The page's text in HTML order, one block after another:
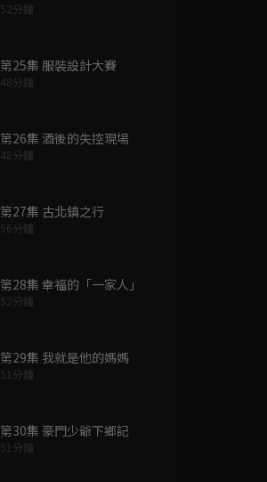
52分鐘
第25集 服裝設計大賽
48分鐘
第26集 酒後的失控現場
48分鐘
第27集 古北鎮之行
56分鐘
第28集 幸福的「一家人」
52分鐘
第29集 我就是他的媽媽
51分鐘
第30集 豪門少爺下鄉記
51分鐘